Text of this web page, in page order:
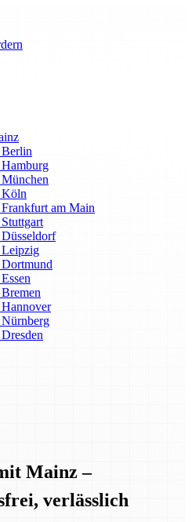
Köln
am Main
Mainz –
verlässlich